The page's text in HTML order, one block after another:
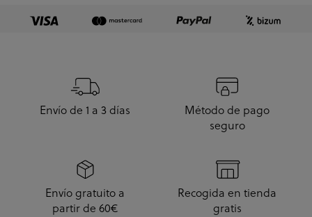
Envío de 1 a 3 días
Método de pago
seguro
Envío gratuito a
partir de 60€
Recogida en tienda
gratis